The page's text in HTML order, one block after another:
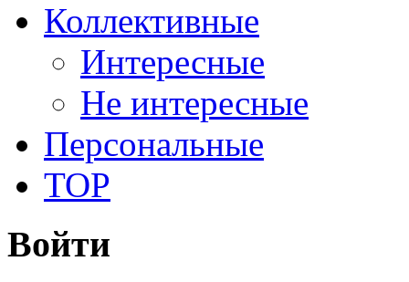
Коллективные
Интересные
Не интересные
Персональные
TOP
Войти